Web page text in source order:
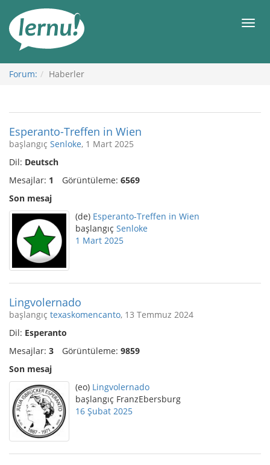
Görüntüleme
Forum: Haberler
Esperanto-Treffen in Wien
başlangıç Senloke, 1 Mart 2025
Dil: Deutsch
Mesajlar: 1 Görüntüleme: 6569
Son mesaj
(de) Esperanto-Treffen in Wien
başlangıç Senloke
1 Mart 2025
Lingvolernado
başlangıç texaskomencanto, 13 Temmuz 2024
Dil: Esperanto
Mesajlar: 3 Görüntüleme: 9859
Son mesaj
(eo) Lingvolernado
başlangıç FranzEbersburg
16 Şubat 2025